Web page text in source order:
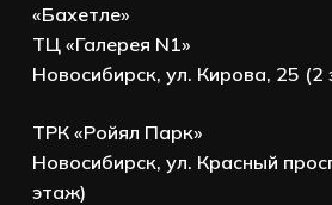
«Бахетле»
ТЦ «Галерея N1»
Новосибирск, ул. Кирова, 25 (2
ТРК «Ройял Парк»
Новосибирск, ул. Красный
этаж)